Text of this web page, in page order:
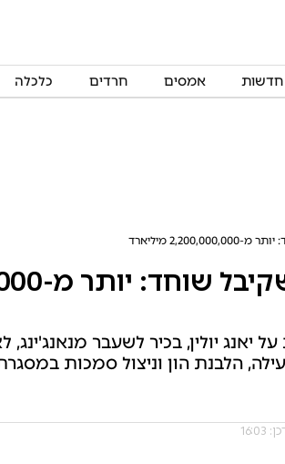
חדשות אמסים חרדים כלכלה
מיליארד
גזר דין
יאנג יולין, בכיר לשעבר
יואן, מעילה, הלבנת הון וניצול